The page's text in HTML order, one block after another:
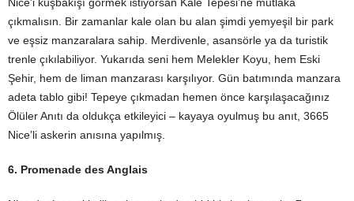
çıkmalısın. Bir zamanlar kale olan bu alan şimdi yemyeşil bir park
ve eşsiz manzaralara sahip. Merdivenle, asansörle ya da turistik
trenle çıkılabiliyor. Yukarıda seni hem Melekler Koyu, hem Eski
Şehir, hem de liman manzarası karşılıyor. Gün batımında manzara
adeta tablo gibi! Tepeye çıkmadan hemen önce karşılaşacağınız
Ölüler Anıtı da oldukça etkileyici – kayaya oyulmuş bu anıt, 3665
Nice’li askerin anısına yapılmış.
6. Promenade des Anglais